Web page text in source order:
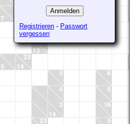
Registrieren- Passwort
vergessen